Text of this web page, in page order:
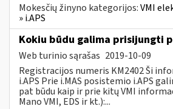
Mokesčių žinyno kategorijos:VMI
» i.APS
Kokiu būdu galima prisijungti
Web turinio sąrašas 2019-10-09
Registracijos numeris KM2402 Ši
i.APS Prie i.MAS posistemio i.APS
pat būdu kaip ir prie kitų VMI
Mano VMI, EDS ir kt.):...